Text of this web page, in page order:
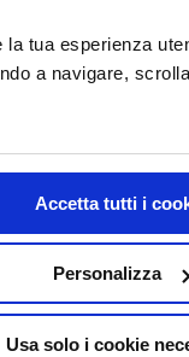
tua esperienza
a navigare,
Accetta tutti i
Personalizza
Usa solo i cookie